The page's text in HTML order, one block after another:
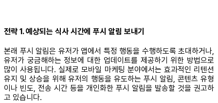
전략 1. 예상되는 식사 시간에 푸시 알림 보내기
본래 푸시 알림은 유저가 앱에서 특정 행동을 수행하도록 초대하거나,
유저가 궁금해하는 정보에 대한 업데이트를 제공하기 위한 방법으로
많이 사용됩니다. 실제로 모바일 마케팅 분야에서는 효과적인 리텐션
유지 및 상승을 위해 유저의 행동을 유도하는 푸시 알림, 콘텐츠 유형
이나 빈도, 전송 시간 등을 개인화한 푸시 알림을 발송할 것을 권고하
고 있습니다.